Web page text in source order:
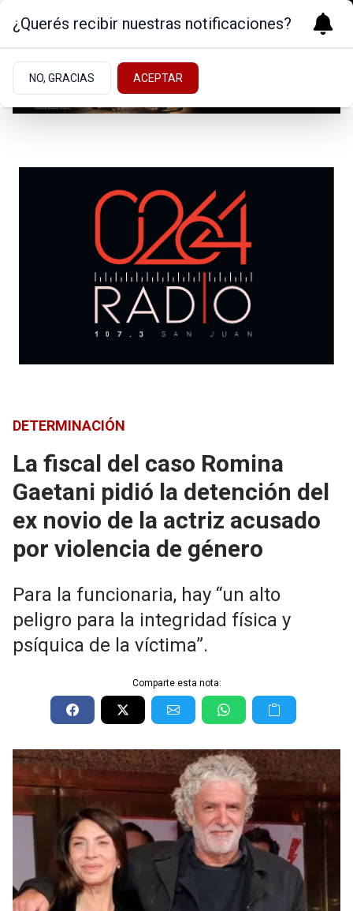
DETERMINACIÓN
La fiscal del caso Romina
Gaetani pidió la detención del
ex novio de la actriz acusado
por violencia de género
Para la funcionaria, hay “un alto
peligro para la integridad física y
psíquica de la víctima”.
Comparte esta nota:
¿Querés recibir nuestras notificaciones?
NO, GRACIAS ACEPTAR